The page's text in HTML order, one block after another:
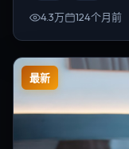
4.3万 124个月前
最新